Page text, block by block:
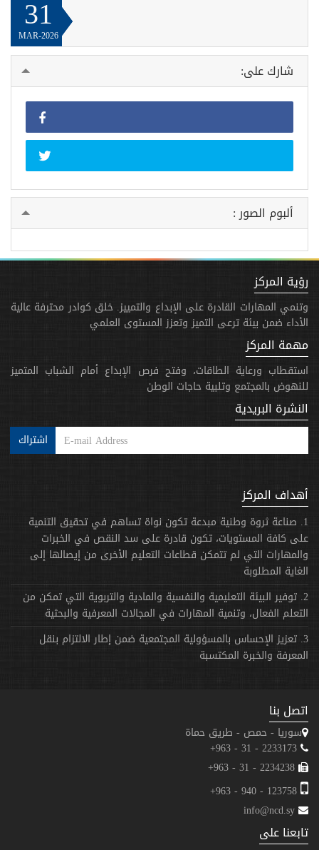
31
MAR-2026
شارك على:
ألبوم الصور :
رؤية المركز
وتنمي المهارات القادرة على الإبداع والتمييز. خلق كوادر محترفة عالية
الأداء ضمن بيئة ترعى التميز وتعزز المستوى العلمي
مهمة المركز
استقطاب ورعاية الطاقات، وفتح فرص الإبداع أمام الشباب المتميز
للنهوض بالمجتمع وتلبية حاجات الوطن
النشرة البريدية
اشتراك
أهداف المركز
1. صناعة ثروة وطنية مبدعة تكون نواة تساهم في تحقيق التنمية
على كافة المستويات، تكون قادرة على سد النقص في الخبرات
والمهارات التي لم تتمكن قطاعات التعليم الأخرى من إيصالها إلى
الغاية المطلوبة
2. توفير البيئة التعليمية والنفسية والمادية والتربوية التي تمكن من
التعلم الفعال، وتنمية المهارات في المجالات المعرفية والبحثية
3. تعزيز الإحساس بالمسؤولية المجتمعية ضمن إطار الالتزام بنقل
المعرفة والخبرة المكتسبة
اتصل بنا
سوريا - حمص - طريق حماة
info@ncd.sy
تابعنا على